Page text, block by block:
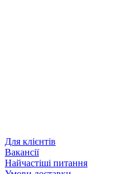
Для клієнтів
Вакансії
Найчастіші питання